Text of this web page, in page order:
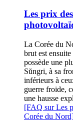
Les prix
La Corée du
brut est
possède une
Sŭngri, à sa
inférieurs à
guerre froide,
une hausse
[FAQ sur Les
Corée du